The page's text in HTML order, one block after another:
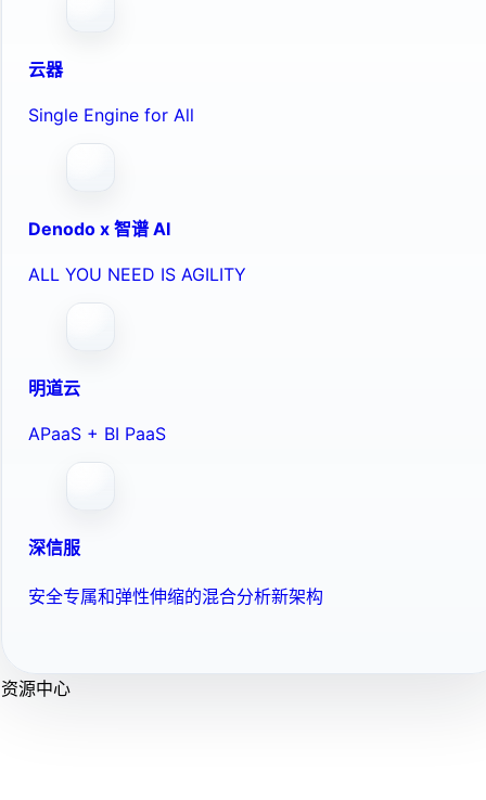
云器
Single Engine for All
Denodo x 智谱 AI
ALL YOU NEED IS AGILITY
明道云
APaaS + BI PaaS
深信服
安全专属和弹性伸缩的混合分析新架构
资源中心